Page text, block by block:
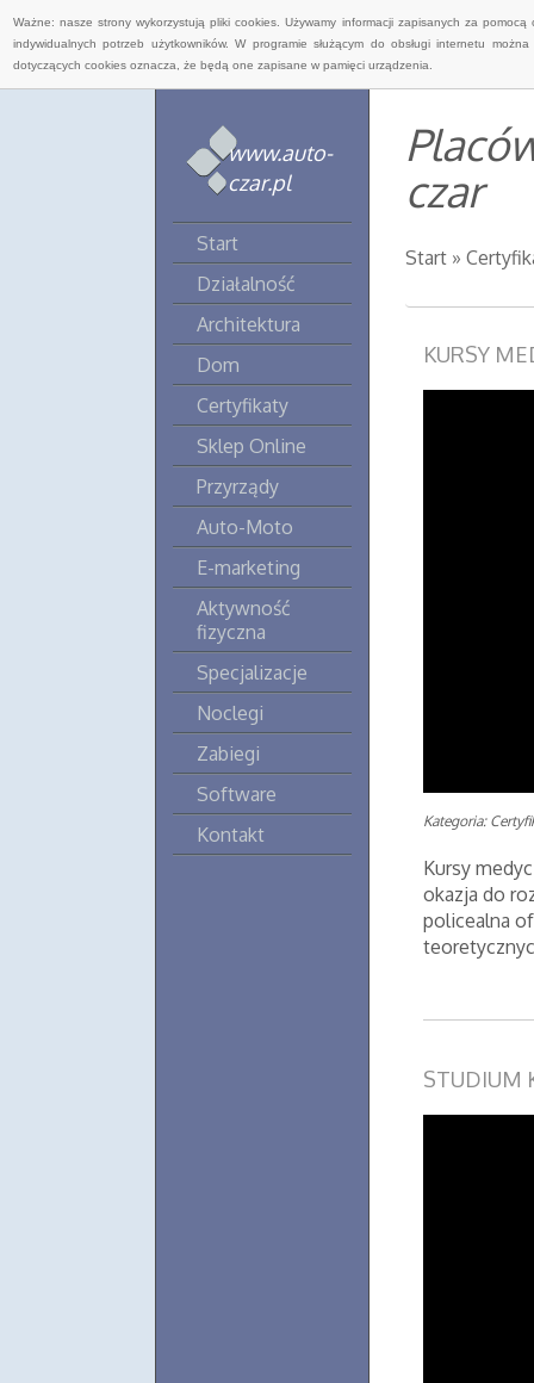
Ważne: nasze strony wykorzystują pliki cookies. Używamy informacji zapisanych za
indywidualnych potrzeb użytkowników. W programie służącym do obsługi internetu
dotyczących cookies oznacza, że będą one zapisane w pamięci urządzenia.
www.auto-
czar.pl
Start
Działalność
Architektura
Dom
Certyfikaty
Sklep Online
Przyrządy
Auto-Moto
E-marketing
Aktywność
fizyczna
Specjalizacje
Noclegi
Zabiegi
Software
Kontakt
czar
Start »
KURSY
Kategoria:
Kursy
okazja do
policealna
STUDIUM